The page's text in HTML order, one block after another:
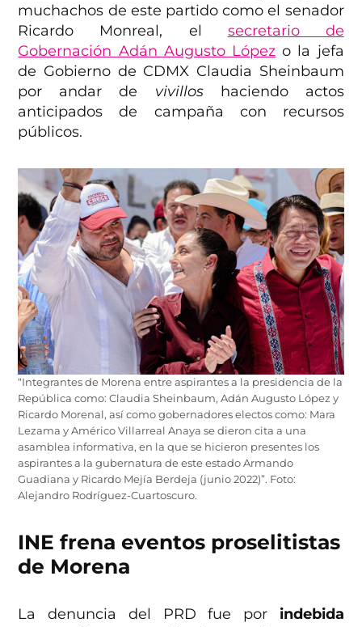
muchachos de este partido como el senador
Ricardo Monreal, el secretario de
Gobernación Adán Augusto López o la jefa
de Gobierno de CDMX Claudia Sheinbaum
por andar de vivilloshaciendo actos
anticipados de campaña con recursos
públicos.
“Integrantes de Morena entre aspirantes a la presidencia de la
República como: Claudia Sheinbaum, Adán Augusto López y
Ricardo Morenal, así como gobernadores electos como: Mara
Lezama y Américo Villarreal Anaya se dieron cita a una
asamblea informativa, en la que se hicieron presentes los
aspirantes a la gubernatura de este estado Armando
Guadiana y Ricardo Mejía Berdeja (junio 2022)”. Foto:
Alejandro Rodríguez-Cuartoscuro.
INE frena eventos proselitistas
de Morena
La denuncia del PRD fue por indebida